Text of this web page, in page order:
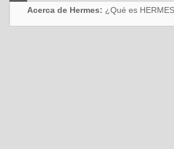
Acerca de Hermes: ¿Qué es